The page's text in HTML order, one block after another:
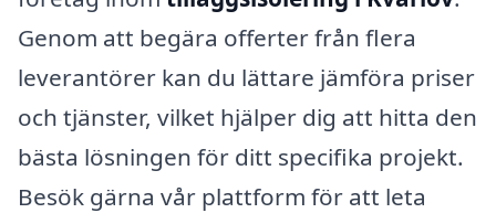
Genom att begära offerter från flera
leverantörer kan du lättare jämföra priser
och tjänster, vilket hjälper dig att hitta den
bästa lösningen för ditt specifika projekt.
Besök gärna vår plattform för att leta